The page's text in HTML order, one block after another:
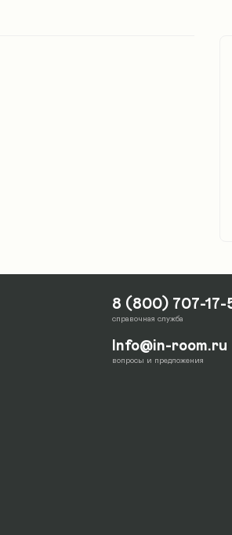
8 (800) 707-17-
справочная служба
Info@in-room.ru
вопросы и предложения